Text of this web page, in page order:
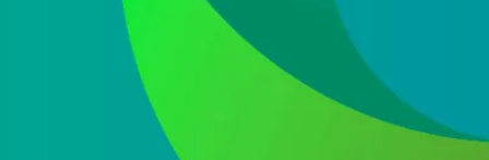
He leído y acepto la
política de protección de
Acepto recibir información comercial sobre las ofertas
y promociones de nuestra empresa (NET QUINTOS, S.L.)
relacionadas con nuestro sector en base a nuestra
política de protección de datos